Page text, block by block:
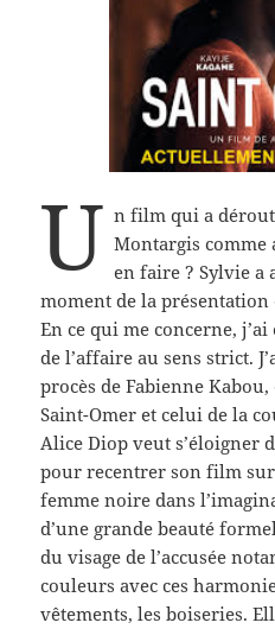
U n film qui a
Montargis
en faire ? Sylvie a
moment de la présentation
En ce qui me concerne,
de l’affaire au sens strict.
procès de Fabienne
Saint-Omer et celui de la
Alice Diop veut s’éloigner
pour recentrer son film
femme noire dans
d’une grande beauté
du visage de l’accusée
couleurs avec ces
vêtements, les boiseries.